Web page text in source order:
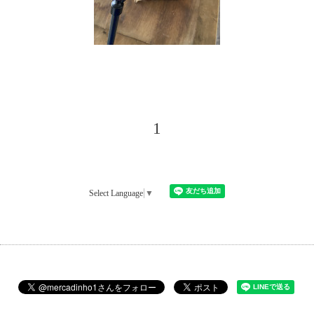
1
Select Language ▼